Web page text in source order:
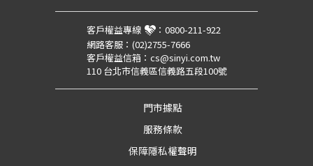
客戶權益專線 ： 0800-211-922
網路客服： (02)2755-7666
客戶權益信箱： cs@sinyi.com.tw
110 台北市信義區信義路五段100號
門市據點
服務條款
保障隱私權聲明